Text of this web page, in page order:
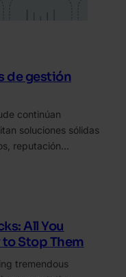
de gestión
continúan
soluciones sólidas
reputación…
All You
Stop Them
tremendous